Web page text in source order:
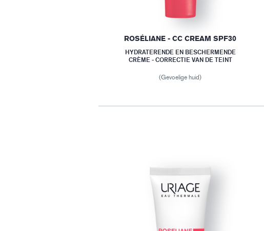
ROSÉLIANE - CC CREAM SPF30
HYDRATERENDE EN BESCHERMENDE
CRÈME - CORRECTIE VAN DE TEINT
(Gevoelige huid)